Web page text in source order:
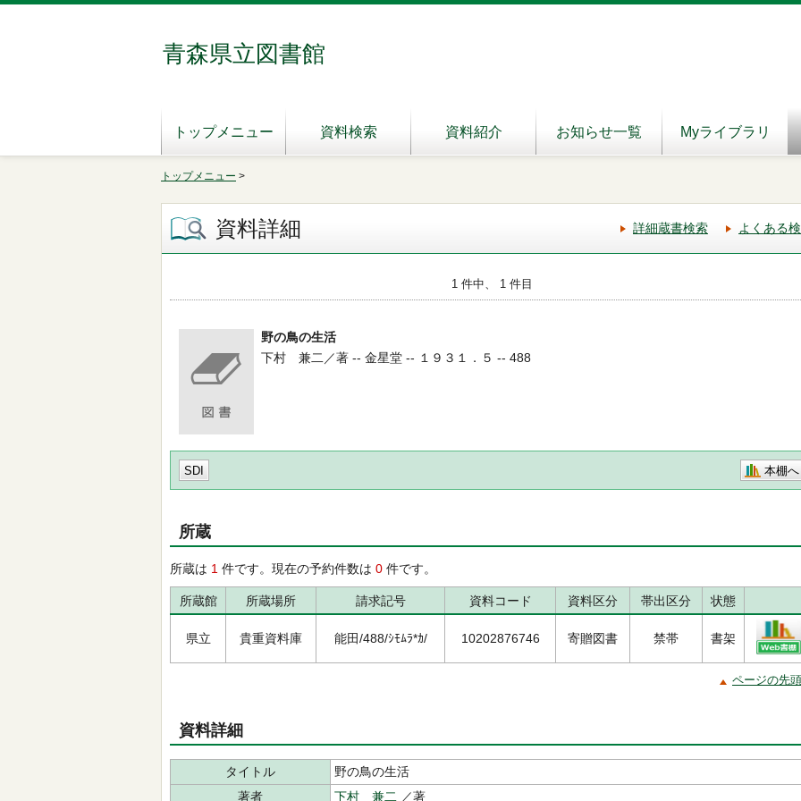
青森県立図書館
トップメニュー 資料検索 資料紹介 お知らせ一覧 Myライブラリ
トップメニュー >
資料詳細 詳細蔵書検索 よくある
1 件中、 1 件目
野の鳥の生活
下村 兼二／著 -- 金星堂 -- １９３１．５ -- 488
SDI 本棚へ
所蔵
所蔵は 1 件です。現在の予約件数は 0 件です。
所蔵館 所蔵場所 請求記号 資料コード 資料区分 帯出区分 状態
県立 貴重資料庫 能田/488/ｼﾓﾑﾗ*ｶ/ 10202876746 寄贈図書 禁帯 書架
ページの先
資料詳細
タイトル
野の鳥の生活
著者
下村 兼二 ／著